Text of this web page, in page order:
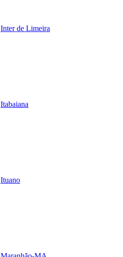
Inter de Limeira
Itabaiana
Ituano